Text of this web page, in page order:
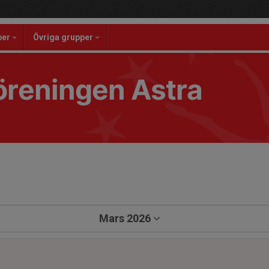
Övriga grupper
Astra
Mars 2026